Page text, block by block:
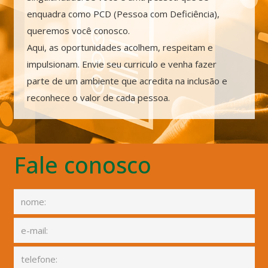
enquadra como PCD (Pessoa com Deficiência),
queremos você conosco.
Aqui, as oportunidades acolhem, respeitam e
impulsionam. Envie seu curriculo e venha fazer
parte de um ambiente que acredita na inclusão e
reconhece o valor de cada pessoa.
Fale conosco